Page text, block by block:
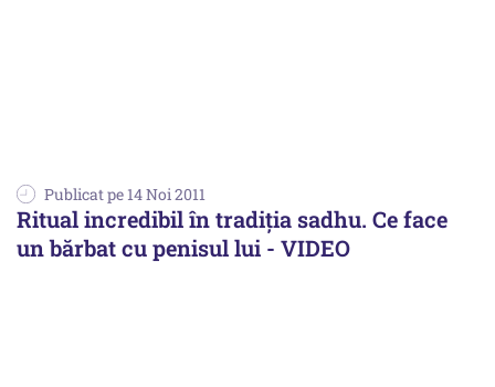
Publicat pe 14 Noi 2011
Ritual incredibil în tradiţia sadhu. Ce face
un bărbat cu penisul lui - VIDEO